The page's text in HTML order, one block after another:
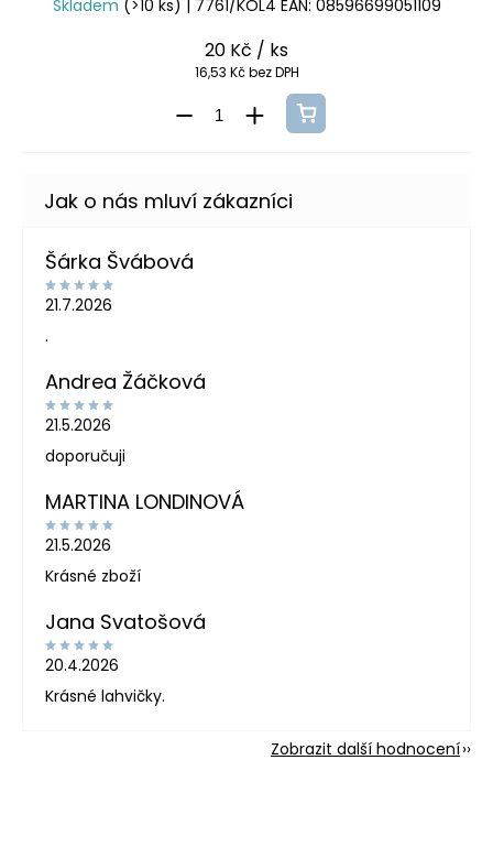
Skladem (>10 ks) | 7761/KOL4 EAN: 08596699051109
20 Kč / ks
16,53 Kč bez DPH
Šárka Švábová
21.7.2026
.
Andrea Žáčková
21.5.2026
doporučuji
MARTINA LONDINOVÁ
21.5.2026
Krásné zboží
Jana Svatošová
20.4.2026
Krásné lahvičky.
Zobrazit další hodnocení